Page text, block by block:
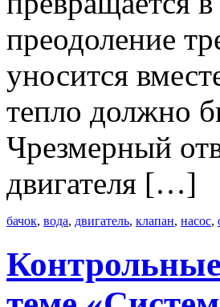
преодоление
уносится
тепло должно
Чрезмерный
двигателя […]
бачок, вода, двигатель, клапан, насос,